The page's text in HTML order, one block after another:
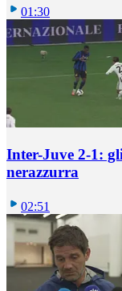
01:30
Inter-Juve 2-1:
nerazzurra
02:51